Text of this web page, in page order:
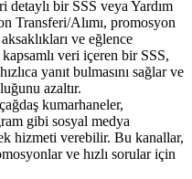
detaylı bir SSS veya Yardım
Transferi/Alımı, promosyon
ve eğlence
veri içeren bir SSS,
yanıt bulmasını sağlar ve
azaltır.
kumarhaneler,
gibi sosyal medya
hizmeti verebilir. Bu kanallar,
ve hızlı sorular için